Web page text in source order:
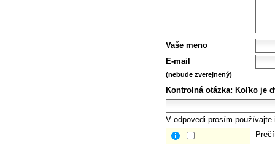
Vaše meno
E-mail
(nebude zverejnený)
Kontrolná otázka: Koľko je
V odpovedi prosím